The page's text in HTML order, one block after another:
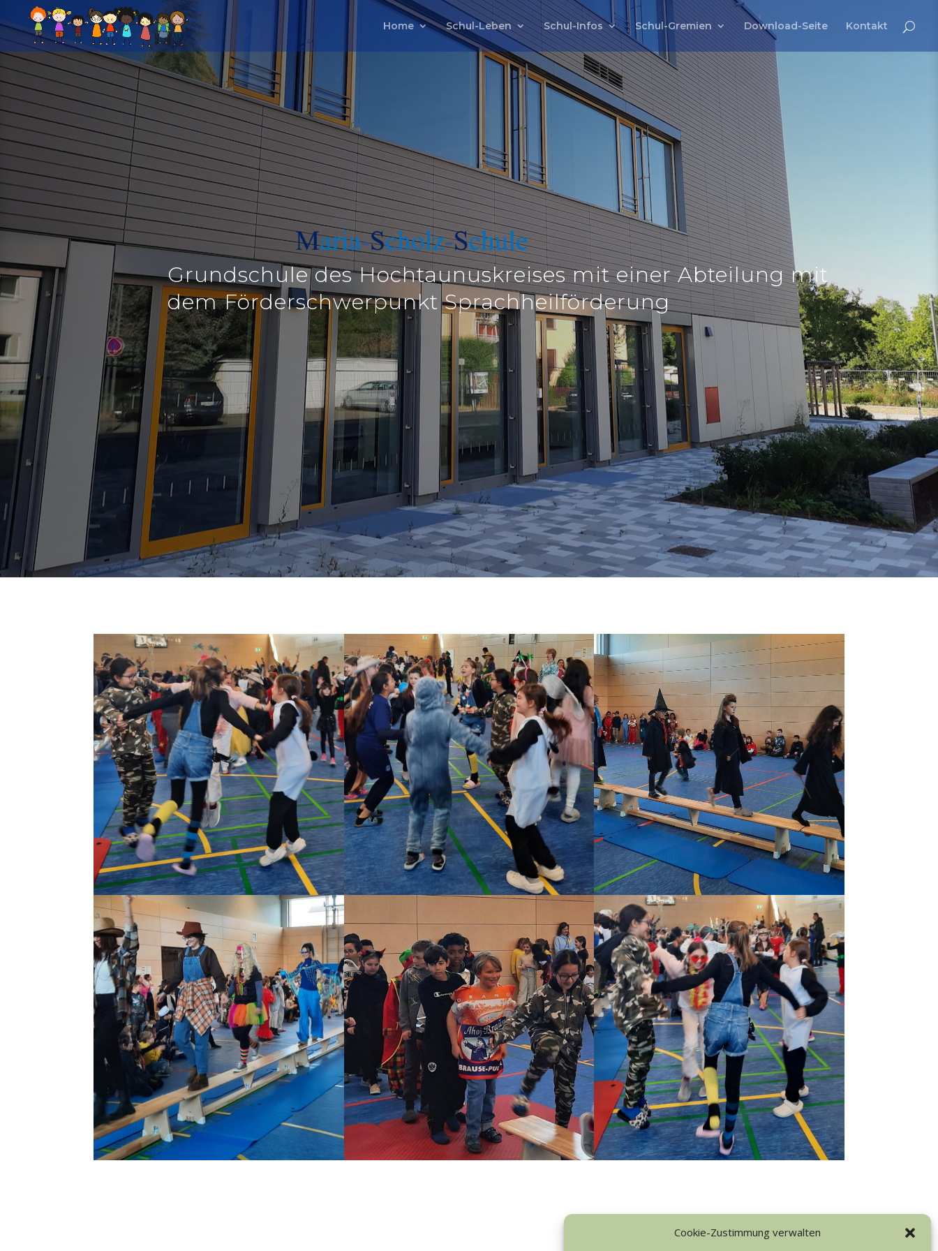
Cookie-Zustimmung verwalten
Home Schul-Leben Schul-Infos Schul-Gremien Download-Seite Kontakt
Grundschule des Hochtaunuskreisesmit einer Abteilung mit
dem Förderschwerpunkt Sprachheilförderung